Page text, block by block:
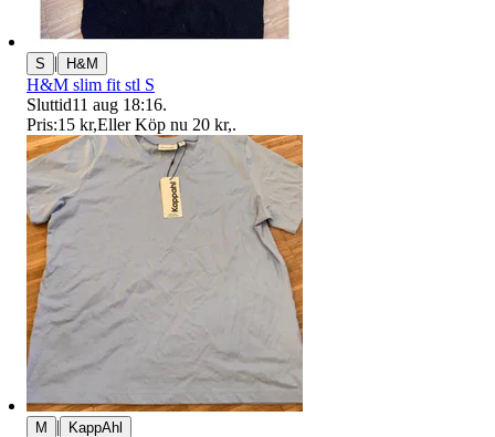
S | H&M
H&M slim fit stl S
Sluttid11 aug 18:16.
Pris:15 kr,Eller Köp nu 20 kr,.
M | KappAhl